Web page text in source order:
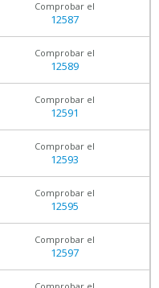
Comprobar el
12587
Comprobar el
12589
Comprobar el
12591
Comprobar el
12593
Comprobar el
12595
Comprobar el
12597